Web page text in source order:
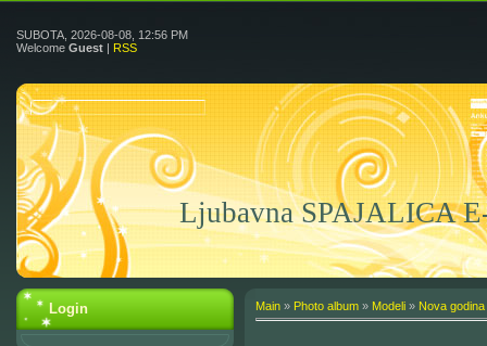
SUBOTA, 2026-08-08, 12:56 PM
Welcome Guest | RSS
Ljubavna SPAJALICA
Login Main » Photo album » Modeli » Nova godina